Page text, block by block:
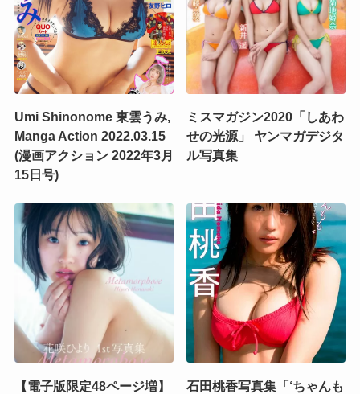
Umi Shinonome 東雲うみ,
Manga Action 2022.03.15
(漫画アクション 2022年3月
15日号)
ミスマガジン2020「しあわ
せの光源」 ヤンマガデジタ
ル写真集
【電子版限定48ページ増】
石田桃香写真集「‘ちゃんも